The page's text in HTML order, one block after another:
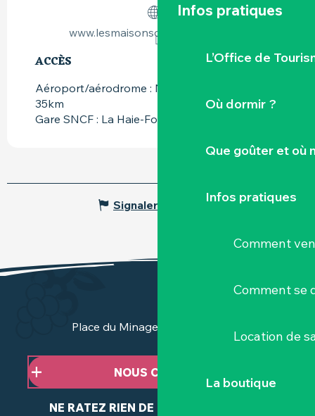
Infos pratiques
L’Office de
Où dormir ?
Que goûter et où
Infos pratiques
Comment
Comment se
Location de
La boutique
www.lesmaisonsdemadeleine.com
ACCÈS
ACCÈS
Aéroport/aérodrome : Nantes Atlantique à
35km
Gare SNCF : La Haie-Fouassière à 12km
Signaler une erreur
Place du Minage - 44190 Clisson
NOUS CONTACTER
NE RATEZ RIEN DE NOTRE ACTUALITÉ